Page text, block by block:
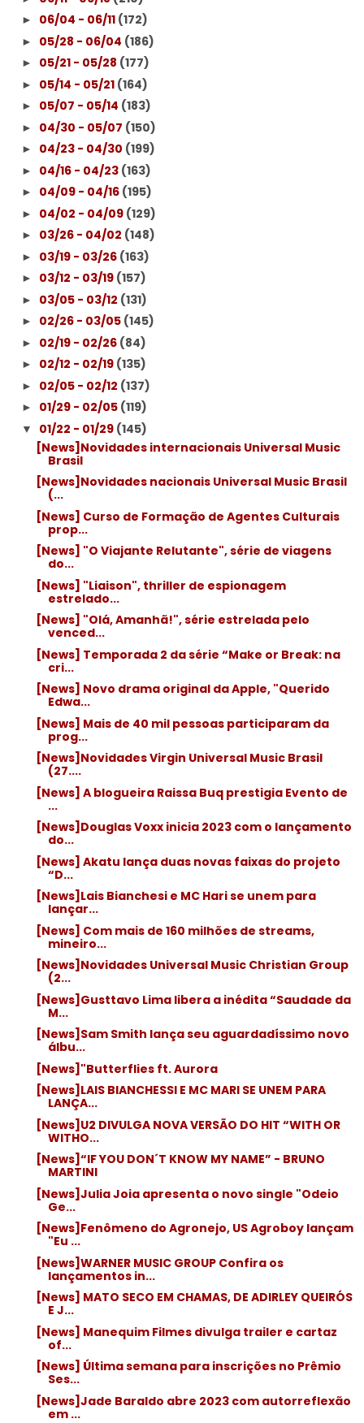
► 06/04 - 06/11 (172)
► 05/28 - 06/04 (186)
► 05/21 - 05/28 (177)
► 05/14 - 05/21 (164)
► 05/07 - 05/14 (183)
► 04/30 - 05/07 (150)
► 04/23 - 04/30 (199)
► 04/16 - 04/23 (163)
► 04/09 - 04/16 (195)
► 04/02 - 04/09 (129)
► 03/26 - 04/02 (148)
► 03/19 - 03/26 (163)
► 03/12 - 03/19 (157)
► 03/05 - 03/12 (131)
► 02/26 - 03/05 (145)
► 02/19 - 02/26 (84)
► 02/12 - 02/19 (135)
► 02/05 - 02/12 (137)
► 01/29 - 02/05 (119)
▼ 01/22 - 01/29 (145)
[News]Novidades internacionais Universal Music
Brasil
[News]Novidades nacionais Universal Music Brasil
(...
[News] Curso de Formação de Agentes Culturais
prop...
[News] "O Viajante Relutante", série de viagens
do...
[News] "Liaison", thriller de espionagem
estrelado...
[News] "Olá, Amanhã!", série estrelada pelo
venced...
[News] Temporada 2 da série “Make or Break: na
cri...
[News] Novo drama original da Apple, "Querido
Edwa...
[News] Mais de 40 mil pessoas participaram da
prog...
[News]Novidades Virgin Universal Music Brasil
(27....
[News] A blogueira Raissa Buq prestigia Evento de
...
[News]Douglas Voxx inicia 2023 com o lançamento
do...
[News] Akatu lança duas novas faixas do projeto
“D...
[News]Lais Bianchesi e MC Hari se unem para
lançar...
[News] Com mais de 160 milhões de streams,
mineiro...
[News]Novidades Universal Music Christian Group
(2...
[News]Gusttavo Lima libera a inédita “Saudade da
M...
[News]Sam Smith lança seu aguardadíssimo novo
álbu...
[News]"Butterflies ft. Aurora
[News]LAIS BIANCHESSI E MC MARI SE UNEM PARA
LANÇA...
[News]U2 DIVULGA NOVA VERSÃO DO HIT “WITH OR
WITHO...
[News]“IF YOU DON´T KNOW MY NAME” - BRUNO
MARTINI
[News]Julia Joia apresenta o novo single "Odeio
Ge...
[News]Fenômeno do Agronejo, US Agroboy lançam
"Eu ...
[News]WARNER MUSIC GROUP Confira os
lançamentos in...
[News] MATO SECO EM CHAMAS, DE ADIRLEY QUEIRÓS
E J...
[News] Manequim Filmes divulga trailer e cartaz
of...
[News] Última semana para inscrições no Prêmio
Ses...
[News]Jade Baraldo abre 2023 com autorreflexão
em ...